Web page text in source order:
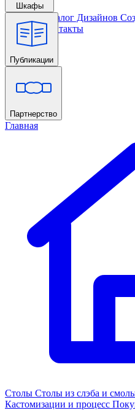
Шкафы
Главная Каталог Дизайнов
Проекта Контакты
Публикации
Главная
Партнерство
Главная
Столы Столы из слэба и
Кастомизации и процесс